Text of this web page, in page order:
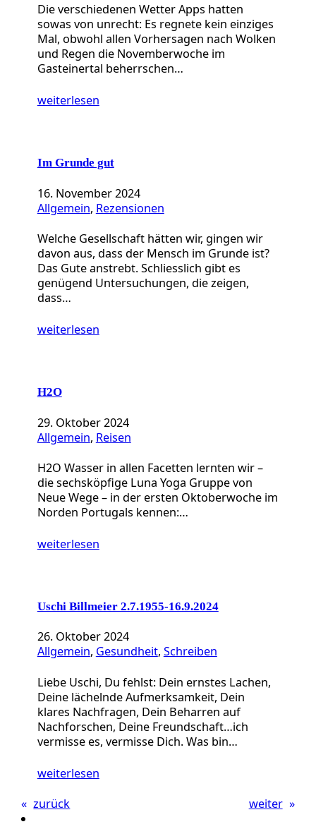
Die verschiedenen Wetter Apps hatten
sowas von unrecht: Es regnete kein einziges
Mal, obwohl allen Vorhersagen nach Wolken
und Regen die Novemberwoche im
Gasteinertal beherrschen…
weiterlesen
Im Grunde gut
16. November 2024
Allgemein, Rezensionen
Welche Gesellschaft hätten wir, gingen wir
davon aus, dass der Mensch im Grunde ist?
Das Gute anstrebt. Schliesslich gibt es
genügend Untersuchungen, die zeigen,
dass…
weiterlesen
H2O
29. Oktober 2024
Allgemein, Reisen
H2O Wasser in allen Facetten lernten wir –
die sechsköpfige Luna Yoga Gruppe von
Neue Wege – in der ersten Oktoberwoche im
Norden Portugals kennen:…
weiterlesen
Uschi Billmeier 2.7.1955-16.9.2024
26. Oktober 2024
Allgemein, Gesundheit, Schreiben
Liebe Uschi, Du fehlst: Dein ernstes Lachen,
Deine lächelnde Aufmerksamkeit, Dein
klares Nachfragen, Dein Beharren auf
Nachforschen, Deine Freundschaft…ich
vermisse es, vermisse Dich. Was bin…
weiterlesen
« zurück weiter »